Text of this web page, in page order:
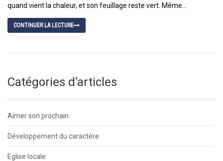
quand vient la chaleur, et son feuillage reste vert. Même...
CONTINUER LA LECTURE
Catégories d’articles
Aimer son prochain
Développement du caractère
Eglise locale